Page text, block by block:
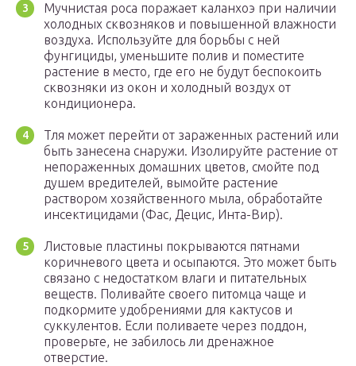
Мучнистая роса поражает каланхоэ при наличии
холодных сквозняков и повышенной влажности
воздуха. Используйте для борьбы с ней
фунгициды, уменьшите полив и поместите
растение в место, где его не будут беспокоить
сквозняки из окон и холодный воздух от
кондиционера.
Тля может перейти от зараженных растений или
быть занесена снаружи. Изолируйте растение от
непораженных домашних цветов, смойте под
душем вредителей, вымойте растение
раствором хозяйственного мыла, обработайте
инсектицидами (Фас, Децис, Инта-Вир).
Листовые пластины покрываются пятнами
коричневого цвета и осыпаются. Это может быть
связано с недостатком влаги и питательных
веществ. Поливайте своего питомца чаще и
подкормите удобрениями для кактусов и
суккулентов. Если поливаете через поддон,
проверьте, не забилось ли дренажное
отверстие.